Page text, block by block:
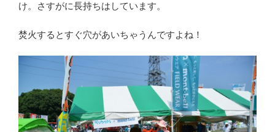
け。さすがに長持ちはしています。
焚火するとすぐ穴があいちゃうんですよね！